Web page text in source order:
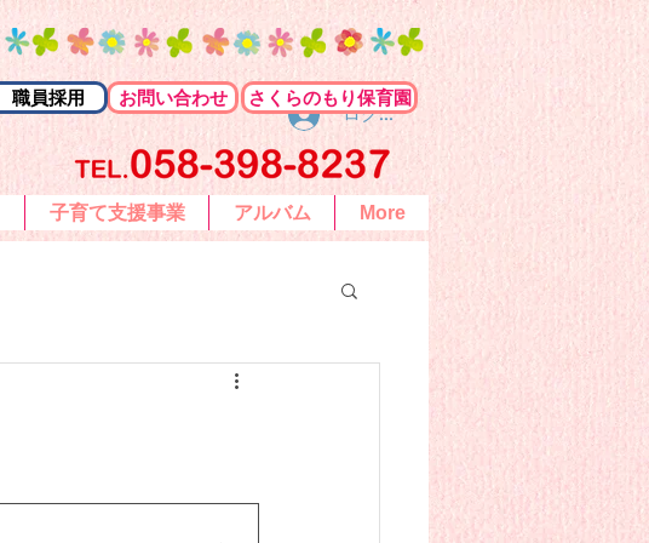
お問い合わせ
ログイン
職員採用 さくらのもり保育園
子育て支援事業 アルバム More